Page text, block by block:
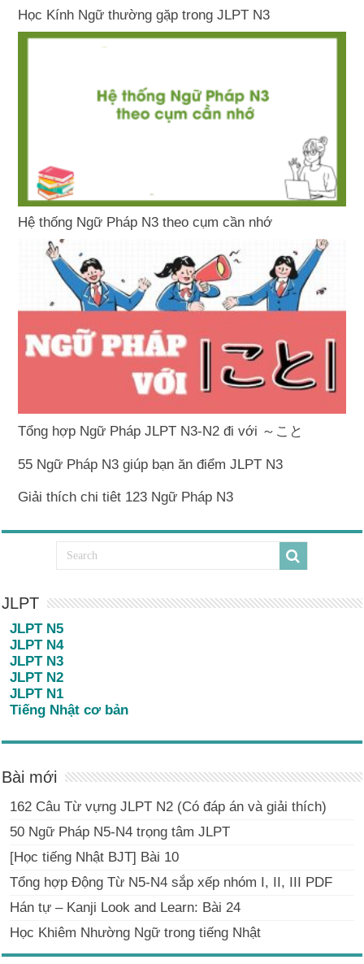
Học Kính Ngữ thường gặp trong JLPT N3
Hệ thống Ngữ Pháp N3 theo cụm cần nhớ
Tổng hợp Ngữ Pháp JLPT N3-N2 đi với ～こと
55 Ngữ Pháp N3 giúp bạn ăn điểm JLPT N3
Giải thích chi tiêt 123 Ngữ Pháp N3
JLPT
JLPT N5
JLPT N4
JLPT N3
JLPT N2
JLPT N1
Tiếng Nhật cơ bản
Bài mới
162 Câu Từ vựng JLPT N2 (Có đáp án và giải thích)
50 Ngữ Pháp N5-N4 trọng tâm JLPT
[Học tiếng Nhật BJT] Bài 10
Tổng hợp Động Từ N5-N4 sắp xếp nhóm I, II, III PDF
Hán tự – Kanji Look and Learn: Bài 24
Học Khiêm Nhường Ngữ trong tiếng Nhật